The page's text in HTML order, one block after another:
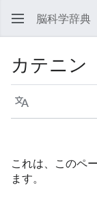
脳科学辞典
カテニン
言語
これは、このペ
ます。